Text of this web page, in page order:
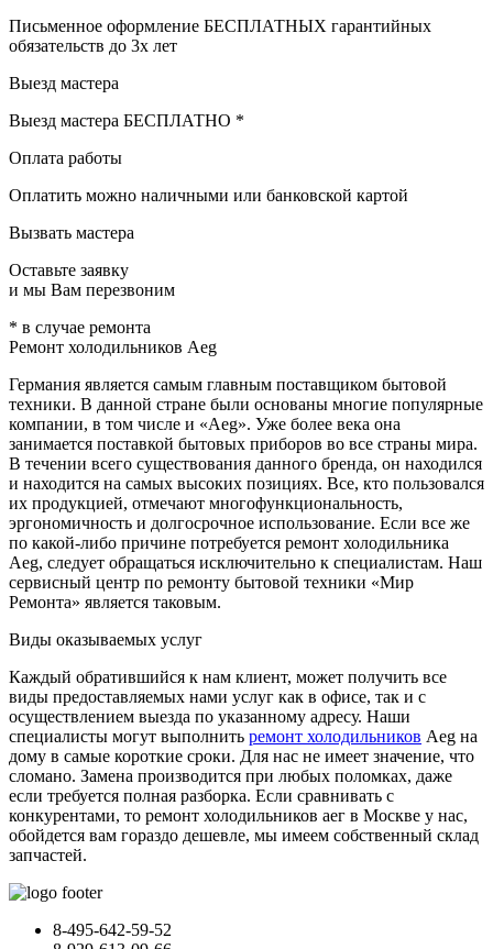
Письменное оформление БЕСПЛАТНЫХ гарантийных
обязательств до 3х лет
Выезд мастера
Выезд мастера БЕСПЛАТНО *
Оплата работы
Оплатить можно наличными или банковской картой
Вызвать мастера
Оставьте заявку
и мы Вам перезвоним
* в случае ремонта
Ремонт холодильников Aeg
Германия является самым главным поставщиком бытовой
техники. В данной стране были основаны многие популярные
компании, в том числе и «Aeg». Уже более века она
занимается поставкой бытовых приборов во все страны мира.
В течении всего существования данного бренда, он находился
и находится на самых высоких позициях. Все, кто пользовался
их продукцией, отмечают многофункциональность,
эргономичность и долгосрочное использование. Если все же
по какой-либо причине потребуется ремонт холодильника
Aeg, следует обращаться исключительно к специалистам. Наш
сервисный центр по ремонту бытовой техники «Мир
Ремонта» является таковым.
Виды оказываемых услуг
Каждый обратившийся к нам клиент, может получить все
виды предоставляемых нами услуг как в офисе, так и с
осуществлением выезда по указанному адресу. Наши
специалисты могут выполнить ремонт холодильников Aeg на
дому в самые короткие сроки. Для нас не имеет значение, что
сломано. Замена производится при любых поломках, даже
если требуется полная разборка. Если сравнивать с
конкурентами, то ремонт холодильников аег в Москве у нас,
обойдется вам гораздо дешевле, мы имеем собственный склад
запчастей.
8-495-642-59-52